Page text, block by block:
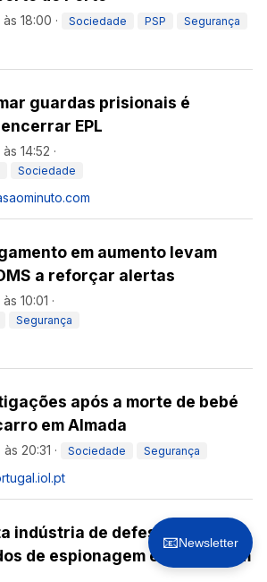
18:00 · Sociedade PSP Segurança
guardas prisionais é
EPL
14:52 ·
Sociedade
em aumento levam
a reforçar alertas
10:01 ·
Segurança
após a morte de bebé
em Almada
20:31 · Sociedade Segurança
indústria de defesa para
de espionagem e sabotagem
📧Newsletter